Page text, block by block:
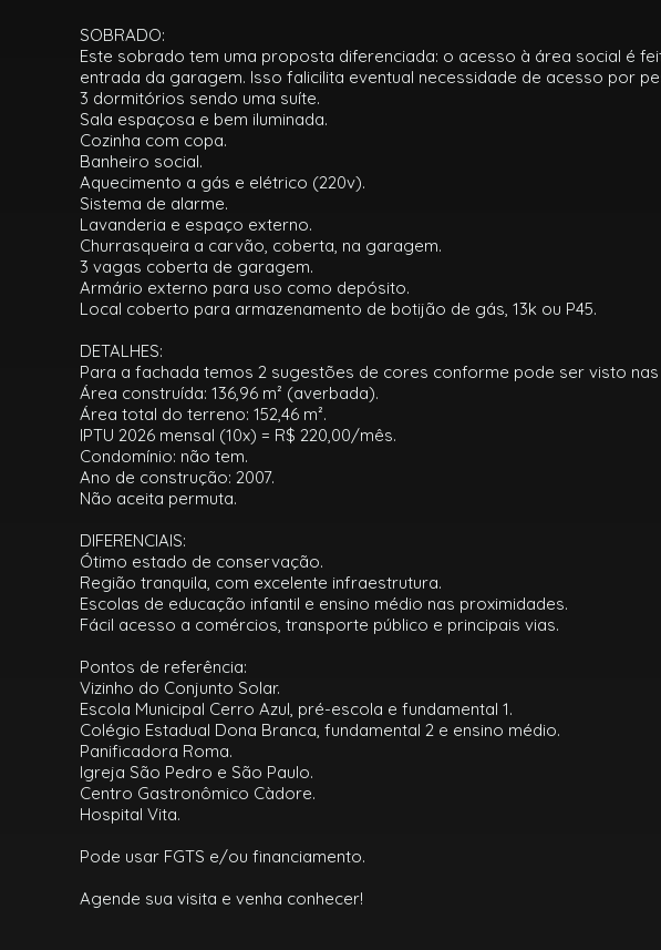
SOBRADO:
Este sobrado tem uma proposta diferenciada: o acesso à área social é
entrada da garagem. Isso falicilita eventual necessidade de acesso por
3 dormitórios sendo uma suíte.
Sala espaçosa e bem iluminada.
Cozinha com copa.
Banheiro social.
Aquecimento a gás e elétrico (220v).
Sistema de alarme.
Lavanderia e espaço externo.
Churrasqueira a carvão, coberta, na garagem.
3 vagas coberta de garagem.
Armário externo para uso como depósito.
Local coberto para armazenamento de botijão de gás, 13k ou P45.
DETALHES:
Para a fachada temos 2 sugestões de cores conforme pode ser visto
Área construída: 136,96 m² (averbada).
Área total do terreno: 152,46 m².
IPTU 2026 mensal (10x) = R$ 220,00/mês.
Condomínio: não tem.
Ano de construção: 2007.
Não aceita permuta.
DIFERENCIAIS:
Ótimo estado de conservação.
Região tranquila, com excelente infraestrutura.
Escolas de educação infantil e ensino médio nas proximidades.
Fácil acesso a comércios, transporte público e principais vias.
Pontos de referência:
Vizinho do Conjunto Solar.
Escola Municipal Cerro Azul, pré-escola e fundamental 1.
Colégio Estadual Dona Branca, fundamental 2 e ensino médio.
Panificadora Roma.
Igreja São Pedro e São Paulo.
Centro Gastronômico Càdore.
Hospital Vita.
Pode usar FGTS e/ou financiamento.
Agende sua visita e venha conhecer!